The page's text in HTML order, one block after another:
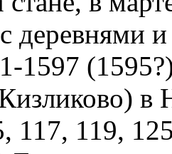
деревнями
1597
в
117, 119,